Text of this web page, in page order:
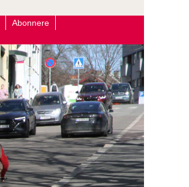
Abonnere